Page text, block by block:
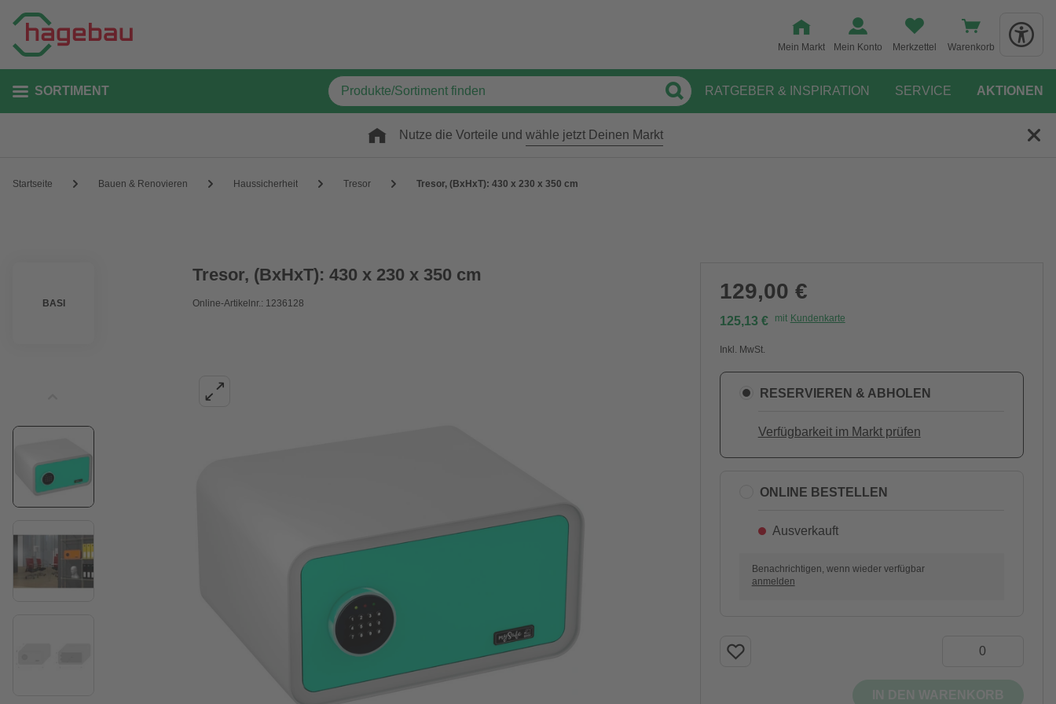
Mein Markt Mein Konto Merkzettel Warenkorb
SORTIMENT RATGEBER & INSPIRATION SERVICE AKTIONEN
Nutze die Vorteile und wähle jetzt Deinen Markt
Startseite Bauen & Renovieren Haussicherheit Tresor Tresor, (BxHxT): 430 x 230 x 350 cm
BASI
Tresor, (BxHxT): 430 x 230 x 350 cm
Online-Artikelnr.: 1236128 129,00 €
125,13 € mit Kundenkarte
Inkl. MwSt.
RESERVIEREN & ABHOLEN
Verfügbarkeit im Markt prüfen
ONLINE BESTELLEN
Ausverkauft
Benachrichtigen, wenn wieder verfügbar
anmelden